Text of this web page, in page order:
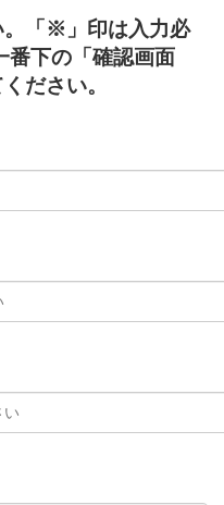
。「※」印は入力必
番下の「確認画面
ださい。